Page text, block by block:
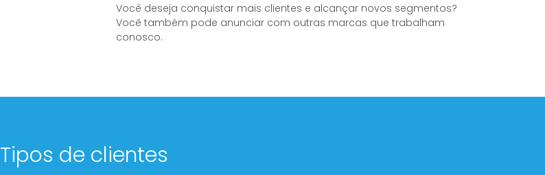
Você deseja conquistar mais clientes e alcançar novos segmentos?
Você também pode anunciar com outras marcas que trabalham
conosco.
Tipos de clientes